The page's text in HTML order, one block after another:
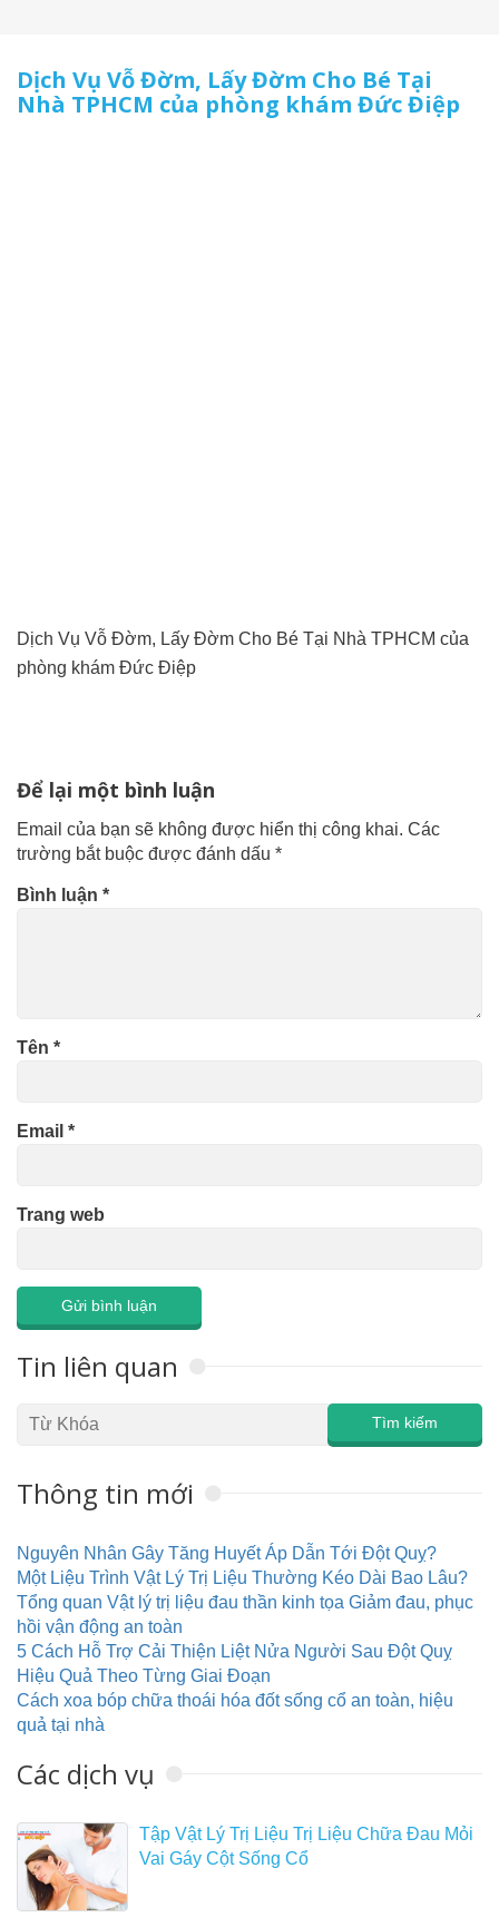
Dịch Vụ Vỗ Đờm, Lấy Đờm Cho Bé Tại
Nhà TPHCM của phòng khám Đức Điệp
Dịch Vụ Vỗ Đờm, Lấy Đờm Cho Bé Tại Nhà TPHCM của
phòng khám Đức Điệp
Để lại một bình luận
Email của bạn sẽ không được hiển thị công khai. Các
trường bắt buộc được đánh dấu *
Bình luận *
Tên *
Email *
Trang web
Tin liên quan
Thông tin mới
Nguyên Nhân Gây Tăng Huyết Áp Dẫn Tới Đột Quỵ?
Một Liệu Trình Vật Lý Trị Liệu Thường Kéo Dài Bao Lâu?
Tổng quan Vật lý trị liệu đau thần kinh tọa Giảm đau, phục
hồi vận động an toàn
5 Cách Hỗ Trợ Cải Thiện Liệt Nửa Người Sau Đột Quỵ
Hiệu Quả Theo Từng Giai Đoạn
Cách xoa bóp chữa thoái hóa đốt sống cổ an toàn, hiệu
quả tại nhà
Các dịch vụ
Tập Vật Lý Trị Liệu Trị Liệu Chữa Đau Mỏi
Vai Gáy Cột Sống Cổ